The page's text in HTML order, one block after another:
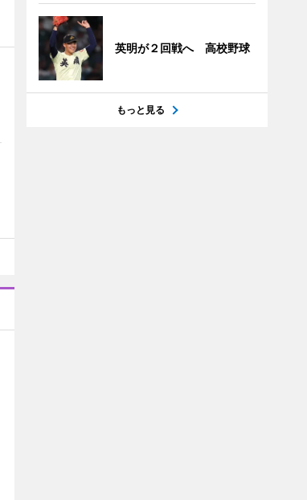
英明が２回戦へ 高校野球
もっと見る